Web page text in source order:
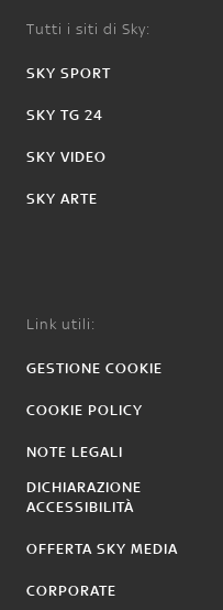
Tutti i siti di Sky:
SKY SPORT
SKY TG 24
SKY VIDEO
SKY ARTE
Link utili:
GESTIONE COOKIE
COOKIE POLICY
NOTE LEGALI
DICHIARAZIONE
ACCESSIBILITÀ
OFFERTA SKY MEDIA
CORPORATE